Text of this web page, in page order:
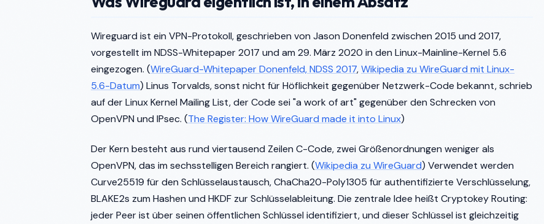
Wireguard ist ein VPN-Protokoll, geschrieben von Jason Donenfeld zwischen 2015 und 2017,
vorgestellt im NDSS-Whitepaper 2017 und am 29. März 2020 in den Linux-Mainline-Kernel 5.6
eingezogen. (WireGuard-Whitepaper Donenfeld, NDSS 2017,Wikipedia zu WireGuard mit Linux-
5.6-Datum) Linus Torvalds, sonst nicht für Höflichkeit gegenüber Netzwerk-Code bekannt, schrieb
auf der Linux Kernel Mailing List, der Code sei "a work of art" gegenüber den Schrecken von
OpenVPN und IPsec. (The Register: How WireGuard made it into Linux)
Der Kern besteht aus rund viertausend Zeilen C-Code, zwei Größenordnungen weniger als
OpenVPN, das im sechsstelligen Bereich rangiert. (Wikipedia zu WireGuard) Verwendet werden
Curve25519 für den Schlüsselaustausch, ChaCha20-Poly1305 für authentifizierte Verschlüsselung,
BLAKE2s zum Hashen und HKDF zur Schlüsselableitung. Die zentrale Idee heißt Cryptokey Routing:
jeder Peer ist über seinen öffentlichen Schlüssel identifiziert, und dieser Schlüssel ist gleichzeitig